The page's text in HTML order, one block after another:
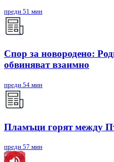
преди 51 мин
Спор за новородено:
обвиняват взаимно
преди 54 мин
Пламъци горят между
преди 57 мин